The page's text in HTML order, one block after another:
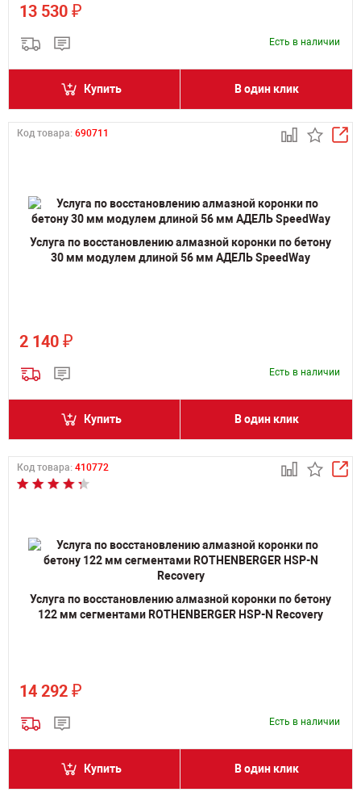
13 530 ₽
Есть в наличии
Купить В один клик
Код товара: 690711
Услуга по восстановлению алмазной коронки по бетону
30 мм модулем длиной 56 мм АДЕЛЬ SpeedWay
2 140 ₽
Есть в наличии
Купить В один клик
Код товара: 410772
Услуга по восстановлению алмазной коронки по бетону
122 мм сегментами ROTHENBERGER HSP-N Recovery
14 292 ₽
Есть в наличии
Купить В один клик